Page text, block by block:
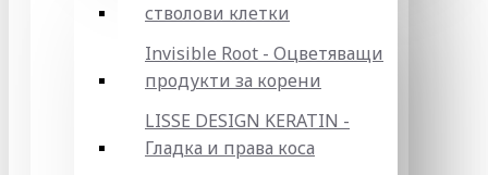
стволови клетки
Invisible Root - Оцветяващи
продукти за корени
LISSE DESIGN KERATIN -
Гладка и права коса